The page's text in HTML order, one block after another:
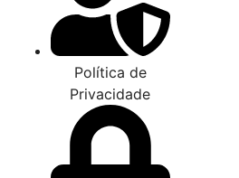
Política de
Privacidade